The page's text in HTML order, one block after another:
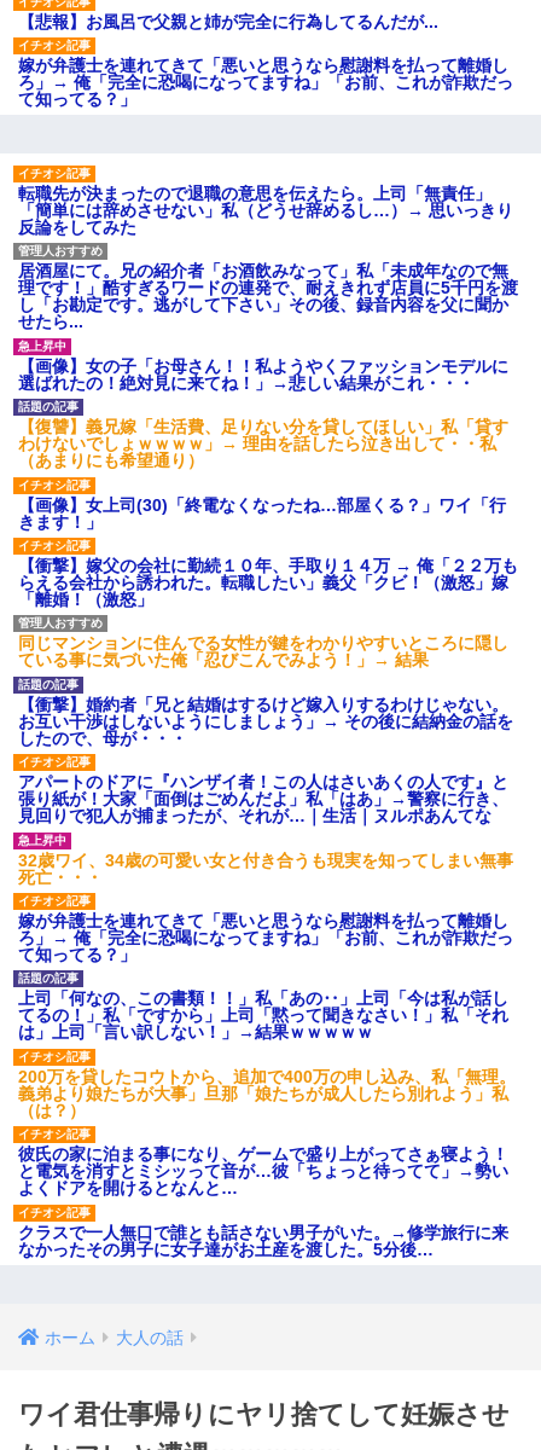
ｗｗｗ
【愕然】白のクラウン俺氏、
高速道路左車線を制限速度で走
った結果wwwwwwwwwwww
百年の恋12-899 食べた量を
しませないでくれ
【悲報】お風呂で父親と姉が完全に行為してるんだが...
嫁が弁護士を連れてきて「悪いと思うなら慰謝料を払って離婚し
ろ」→ 俺「完全に恐喝になってますね」「お前、これが詐欺だっ
て知ってる？」
転職先が決まったので退職の意思を伝えたら。上司「無責任」
「簡単には辞めさせない」私（どうせ辞めるし…）→ 思いっきり
反論をしてみた
居酒屋にて。兄の紹介者「お酒飲みなって」私「未成年なので無
理です！」酷すぎるワードの連発で、耐えきれず店員に5千円を渡
し「お勘定です。逃がして下さい」その後、録音内容を父に聞か
せたら...
【画像】女の子「お母さん！！私ようやくファッションモデルに
選ばれたの！絶対見に来てね！」→悲しい結果がこれ・・・
【復讐】義兄嫁「生活費、足りない分を貸してほしい」私「貸す
わけないでしょｗｗｗｗ」→ 理由を話したら泣き出して・・私
（あまりにも希望通り）
【画像】女上司(30)「終電なくなったね…部屋くる？」ワイ「行
きます！」
【衝撃】嫁父の会社に勤続１０年、手取り１４万 → 俺「２２万も
らえる会社から誘われた。転職したい」義父「クビ！（激怒」嫁
「離婚！（激怒」
同じマンションに住んでる女性が鍵をわかりやすいところに隠し
ている事に気づいた俺「忍びこんでみよう！」→ 結果
【衝撃】婚約者「兄と結婚はするけど嫁入りするわけじゃない。
お互い干渉はしないようにしましょう」→ その後に結納金の話を
したので、母が・・・
アパートのドアに『ハンザイ者！この人はさいあくの人です』と
張り紙が！大家「面倒はごめんだよ」私「はあ」→警察に行き、
見回りで犯人が捕まったが、それが…｜生活｜ヌルポあんてな
32歳ワイ、34歳の可愛い女と付き合うも現実を知ってしまい無事
死亡・・・
嫁が弁護士を連れてきて「悪いと思うなら慰謝料を払って離婚し
ろ」→ 俺「完全に恐喝になってますね」「お前、これが詐欺だっ
て知ってる？」
上司「何なの、この書類！！」私「あの‥」上司「今は私が話し
てるの！」私「ですから」上司「黙って聞きなさい！」私「それ
は」上司「言い訳しない！」→結果ｗｗｗｗｗ
200万を貸したコウトから、追加で400万の申し込み、私「無理。
義弟より娘たちが大事」旦那「娘たちが成人したら別れよう」私
（は？）
彼氏の家に泊まる事になり、ゲームで盛り上がってさぁ寝よう！
と電気を消すとミシッって音が…彼「ちょっと待ってて」→勢い
よくドアを開けるとなんと…
クラスで一人無口で誰とも話さない男子がいた。→修学旅行に来
なかったその男子に女子達がお土産を渡した。5分後…
ホーム 大人の話
ワイ君仕事帰りにヤリ捨てして妊娠させ